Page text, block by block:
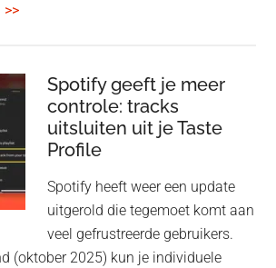
>>overSony
sharing
WF-
en
1000XM6
Spotify geeft je meer
controle: tracks
uitsluiten uit je Taste
Profile
Spotify heeft weer een update
uitgerold die tegemoet komt aan
veel gefrustreerde gebruikers.
(oktober 2025) kun je individuele